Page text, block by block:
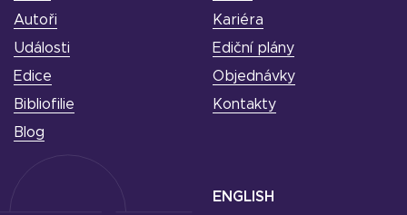
Autoři
Události
Edice
Bibliofilie
Blog
Kariéra
Ediční plány
Objednávky
Kontakty
ENGLISH